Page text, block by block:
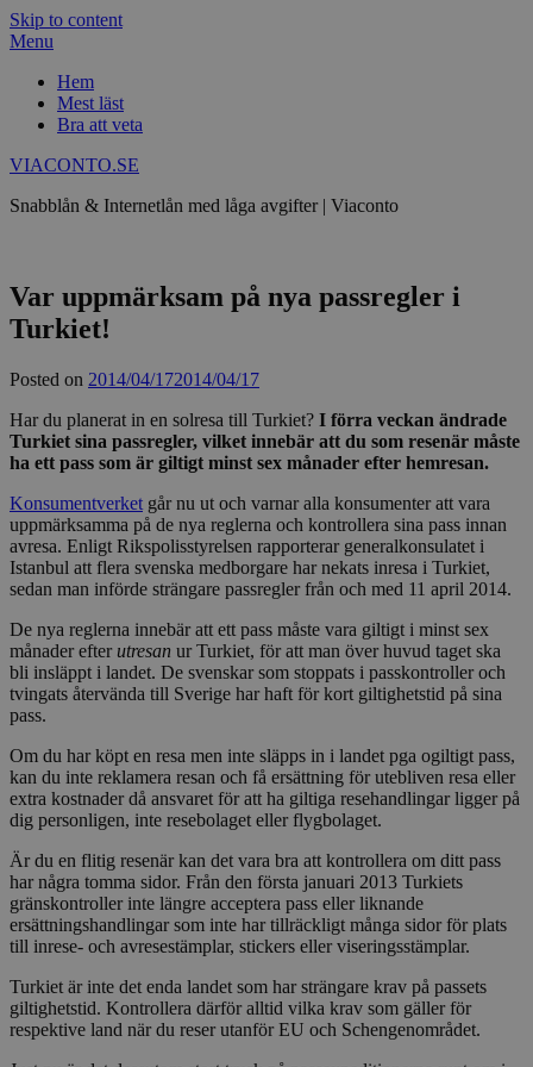
Skip to content
Menu
Hem
Mest läst
Bra att veta
VIACONTO.SE
Snabblån & Internetlån med låga avgifter | Viaconto
Var uppmärksam på nya passregler i
Turkiet!
Posted on 2014/04/172014/04/17
Har du planerat in en solresa till Turkiet? I förra veckan ändrade
Turkiet sina passregler, vilket innebär att du som resenär måste
ha ett pass som är giltigt minst sex månader efter hemresan.
Konsumentverket går nu ut och varnar alla konsumenter att vara
uppmärksamma på de nya reglerna och kontrollera sina pass innan
avresa. Enligt Rikspolisstyrelsen rapporterar generalkonsulatet i
Istanbul att flera svenska medborgare har nekats inresa i Turkiet,
sedan man införde strängare passregler från och med 11 april 2014.
De nya reglerna innebär att ett pass måste vara giltigt i minst sex
månader efter utresan ur Turkiet, för att man över huvud taget ska
bli insläppt i landet. De svenskar som stoppats i passkontroller och
tvingats återvända till Sverige har haft för kort giltighetstid på sina
pass.
Om du har köpt en resa men inte släpps in i landet pga ogiltigt pass,
kan du inte reklamera resan och få ersättning för utebliven resa eller
extra kostnader då ansvaret för att ha giltiga resehandlingar ligger på
dig personligen, inte resebolaget eller flygbolaget.
Är du en flitig resenär kan det vara bra att kontrollera om ditt pass
har några tomma sidor. Från den första januari 2013 Turkiets
gränskontroller inte längre acceptera pass eller liknande
ersättningshandlingar som inte har tillräckligt många sidor för plats
till inrese- och avresestämplar, stickers eller viseringsstämplar.
Turkiet är inte det enda landet som har strängare krav på passets
giltighetstid. Kontrollera därför alltid vilka krav som gäller för
respektive land när du reser utanför EU och Schengenområdet.